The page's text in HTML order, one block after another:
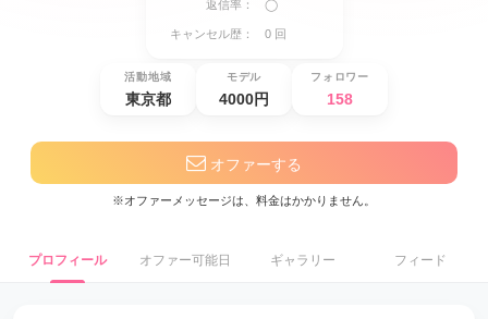
返信率： ◯
キャンセル歴： 0 回
活動地域
東京都
モデル
4000円
フォロワー
158
オファーする
※オファーメッセージは、料金はかかりません。
プロフィール オファー可能日 ギャラリー フィード